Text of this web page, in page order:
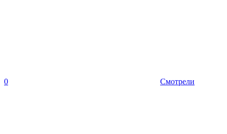
0 Смотрели